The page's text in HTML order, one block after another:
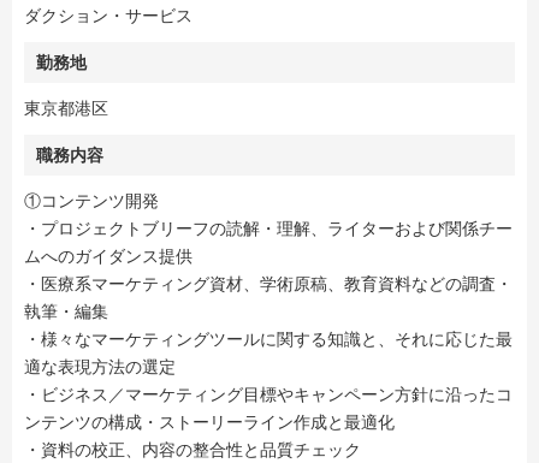
ダクション・サービス
勤務地
東京都港区
職務内容
①コンテンツ開発
・プロジェクトブリーフの読解・理解、ライターおよび関係チー
ムへのガイダンス提供
・医療系マーケティング資材、学術原稿、教育資料などの調査・
執筆・編集
・様々なマーケティングツールに関する知識と、それに応じた最
適な表現方法の選定
・ビジネス／マーケティング目標やキャンペーン方針に沿ったコ
ンテンツの構成・ストーリーライン作成と最適化
・資料の校正、内容の整合性と品質チェック